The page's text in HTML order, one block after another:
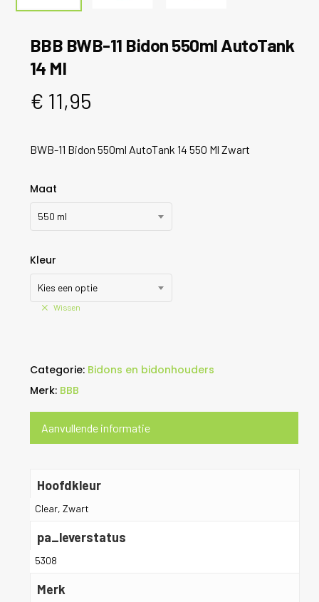
BBB BWB-11 Bidon 550ml AutoTank
14 Ml
€ 11,95
BWB-11 Bidon 550ml AutoTank 14 550 Ml Zwart
Maat
550 ml
Kleur
Kies een optie
Wissen
Categorie: Bidons en bidonhouders
Merk: BBB
Aanvullende informatie
Hoofdkleur
Clear, Zwart
pa_leverstatus
5308
Merk